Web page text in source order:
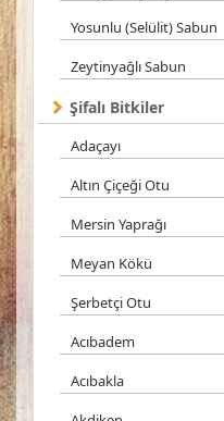
Yosunlu (Selülit) Sabun
Zeytinyağlı Sabun
Şifalı Bitkiler
Adaçayı
Altın Çiçeği Otu
Mersin Yaprağı
Meyan Kökü
Şerbetçi Otu
Acıbadem
Acıbakla